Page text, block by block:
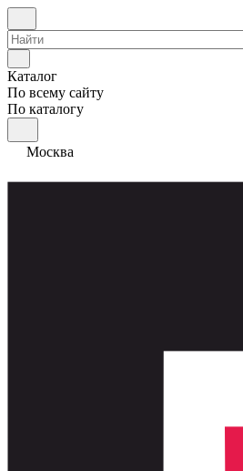
Каталог
По всему сайту
По каталогу
Москва